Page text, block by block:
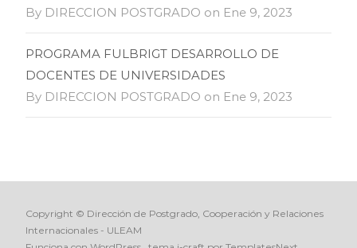
By DIRECCION POSTGRADO on Ene 9, 2023
PROGRAMA FULBRIGT DESARROLLO DE
DOCENTES DE UNIVERSIDADES
By DIRECCION POSTGRADO on Ene 9, 2023
Copyright © Dirección de Postgrado, Cooperación y Relaciones
Internacionales - ULEAM